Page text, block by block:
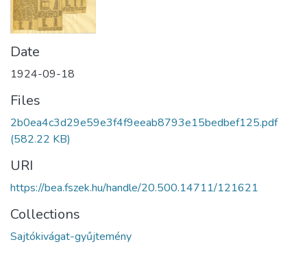
Date
1924-09-18
Files
2b0ea4c3d29e59e3f4f9eeab8793e15bedbef125.pdf
(582.22 KB)
URI
https://bea.fszek.hu/handle/20.500.14711/121621
Collections
Sajtókivágat-gyűjtemény